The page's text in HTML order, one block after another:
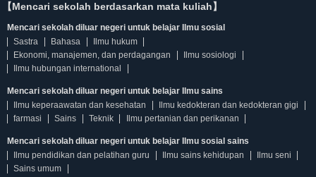
【Mencari sekolah berdasarkan mata kuliah】
Mencari sekolah diluar negeri untuk belajar Ilmu sosial
Sastra
Bahasa
Ilmu hukum
Ekonomi, manajemen, dan perdagangan
Ilmu sosiologi
Ilmu hubungan international
Mencari sekolah diluar negeri untuk belajar Ilmu sains
Ilmu keperaawatan dan kesehatan
Ilmu kedokteran dan kedokteran gigi
farmasi
Sains Teknik Ilmu pertanian dan perikanan
Mencari sekolah diluar negeri untuk belajar Ilmu sosial sains
Ilmu pendidikan dan pelatihan guru
Ilmu sains kehidupan
Ilmu seni
Sains umum